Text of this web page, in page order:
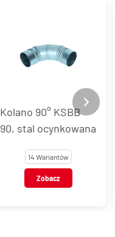
Kolano 90° KSBB
90, stal ocynkowana
14 Wariantów
Zobacz